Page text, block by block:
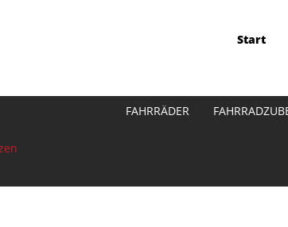
Start
FAHRRÄDER